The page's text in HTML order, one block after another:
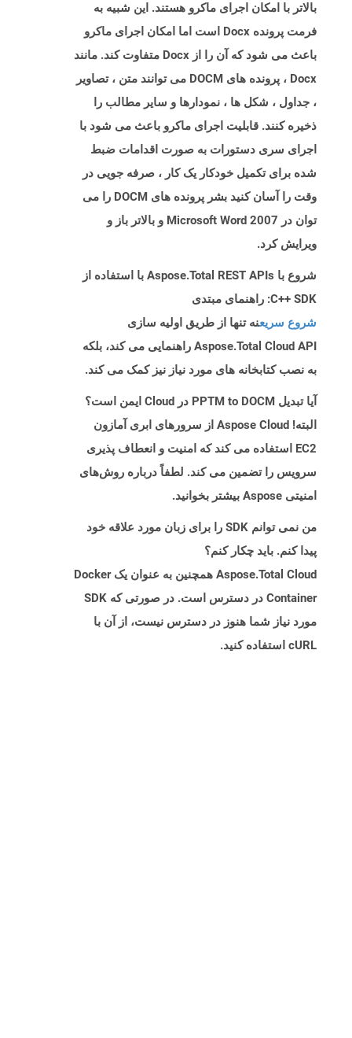
بالاتر با امکان اجرای ماکرو هستند. این شبیه به
فرمت پرونده Docx است اما امکان اجرای ماکرو
باعث می شود که آن را از Docx متفاوت کند. مانند
Docx ، پرونده های DOCM می توانند متن ، تصاویر
، جداول ، شکل ها ، نمودارها و سایر مطالب را
ذخیره کنند. قابلیت اجرای ماکرو باعث می شود با
اجرای سری دستورات به صورت اقدامات ضبط
شده برای تکمیل خودکار یک کار ، صرفه جویی در
وقت را آسان کنید بشر پرونده های DOCM را می
توان در Microsoft Word 2007 و بالاتر باز و
ویرایش کرد.
شروع با Aspose.Total REST APIs با استفاده از
C++ SDK: راهنمای مبتدی
شروع سریعنه تنها از طریق اولیه سازی
Aspose.Total Cloud API راهنمایی می کند، بلکه
به نصب کتابخانه های مورد نیاز نیز کمک می کند.
آیا تبدیل PPTM to DOCM در Cloud ایمن است؟
البته! Aspose Cloud از سرورهای ابری آمازون
EC2 استفاده می کند که امنیت و انعطاف پذیری
سرویس را تضمین می کند. لطفاً درباره روش‌های
امنیتی Aspose بیشتر بخوانید.
من نمی توانم SDK را برای زبان مورد علاقه خود
پیدا کنم. باید چکار کنم؟
Aspose.Total Cloud همچنین به عنوان یک Docker
Container در دسترس است. در صورتی که SDK
مورد نیاز شما هنوز در دسترس نیست، از آن با
cURL استفاده کنید.